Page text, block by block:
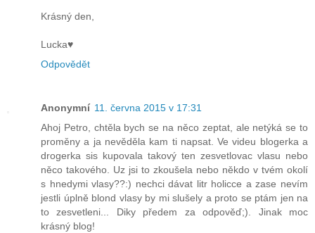
Krásný den,
Lucka♥
Odpovědět
Anonymní 11. června 2015 v 17:31
Ahoj Petro, chtěla bych se na něco zeptat, ale netýká se to
proměny a ja nevěděla kam ti napsat. Ve videu blogerka a
drogerka sis kupovala takový ten zesvetlovac vlasu nebo
něco takového. Uz jsi to zkoušela nebo někdo v tvém okolí
s hnedymi vlasy??:) nechci dávat litr holicce a zase nevím
jestli úplně blond vlasy by mi slušely a proto se ptám jen na
to zesvetleni... Diky předem za odpověď;). Jinak moc
krásný blog!